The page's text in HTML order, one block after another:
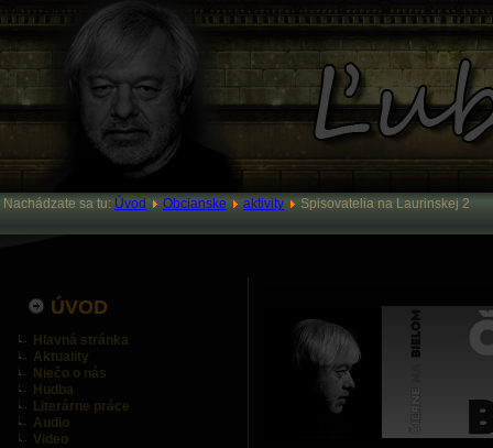
Nachádzate sa tu: Úvod Obcianske aktivity Spisovatelia na Laurinskej 2
ÚVOD
Hlavná stránka
Aktuality
Niečo o nás
Hudba
Literárne práce
Audio
Video